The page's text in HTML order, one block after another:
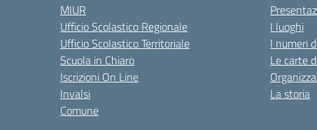
MIUR
Ufficio Scolastico Regionale
Ufficio Scolastico Territoriale
Scuola in Chiaro
Iscrizioni On Line
Invalsi
Comune
I luoghi
I numeri
Le carte
La storia